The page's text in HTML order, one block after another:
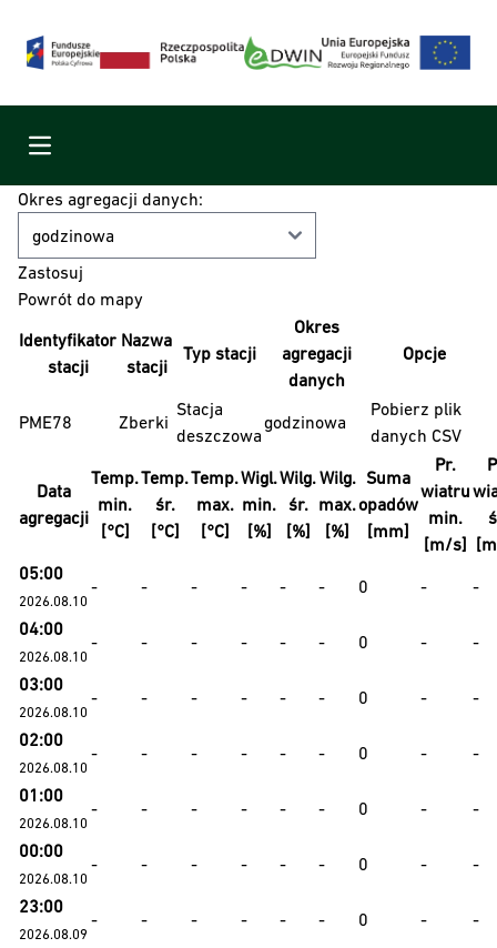
Menu
Okres agregacji danych:
Powrót do mapy
Identyfikator
stacji
Nazwa
stacji
Typ stacji
Okres
agregacji
danych
Opcje
PME78 Zberki
Stacja
deszczowa
godzinowa
Pobierz plik
danych CSV
Data
agregacji
Temp.
min.
[°C]
Temp.
śr.
[°C]
Temp.
max.
[°C]
Wigl.
min.
[%]
Wilg.
śr.
[%]
Wilg.
max.
[%]
Suma
opadów
[mm]
Pr.
wiatru
min.
[m/s]
05:00
2026.08.10
- - - - - - 0 - -
04:00
2026.08.10
- - - - - - 0 - -
03:00
2026.08.10
- - - - - - 0 - -
02:00
2026.08.10
- - - - - - 0 - -
01:00
2026.08.10
- - - - - - 0 - -
00:00
2026.08.10
- - - - - - 0 - -
23:00
2026.08.09
- - - - - - 0 - -